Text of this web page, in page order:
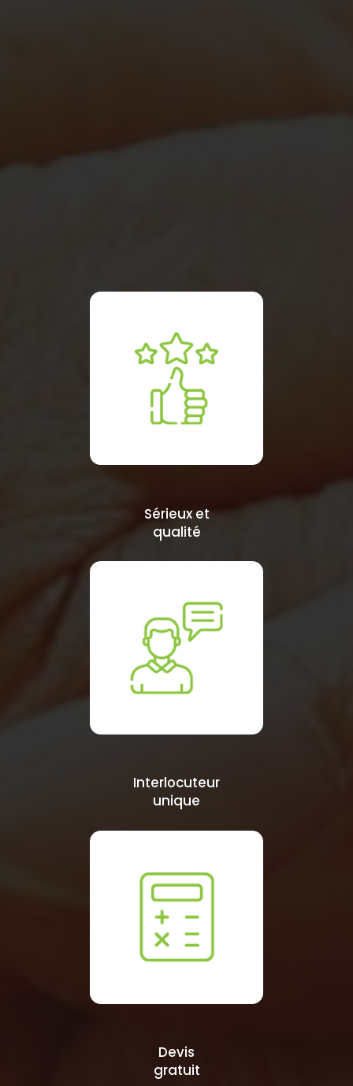
Sérieux et
qualité
Interlocuteur
unique
Devis
gratuit